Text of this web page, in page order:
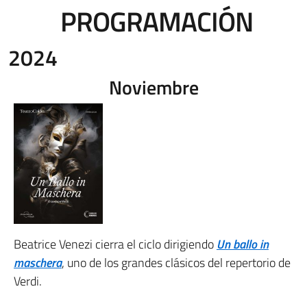
PROGRAMACIÓN
2024
Noviembre
Beatrice Venezi cierra el ciclo dirigiendo Un ballo in
maschera, uno de los grandes clásicos del repertorio de
Verdi.